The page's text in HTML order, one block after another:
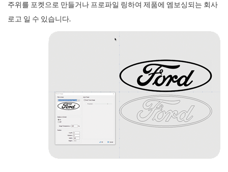
주위를 포켓으로 만들거나 프로파일 링하여 제품에 엠보싱되는 회사
로고 일 수 있습니다.